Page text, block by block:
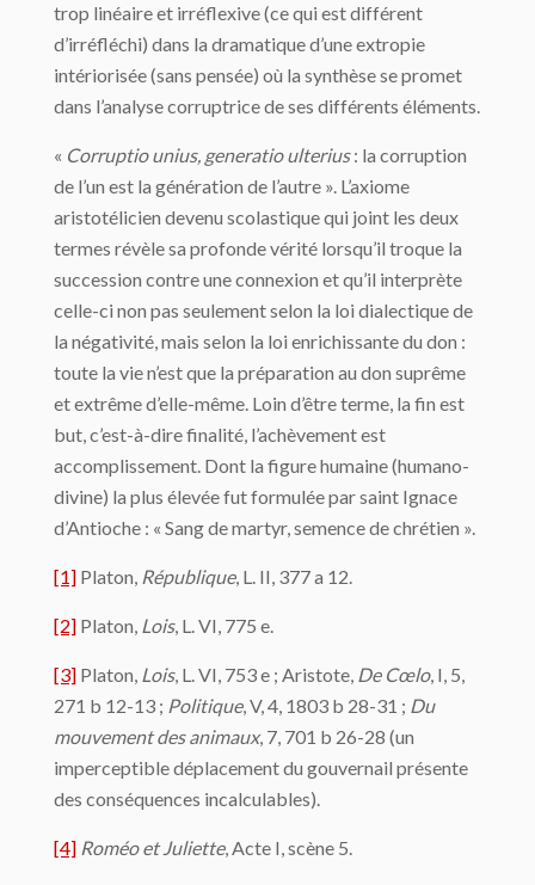
trop linéaire et irréflexive (ce qui est différent
d’irréfléchi) dans la dramatique d’une extropie
intériorisée (sans pensée) où la synthèse se promet
dans l’analyse corruptrice de ses différents éléments.
« Corruptio unius, generatio ulterius: la corruption
de l’un est la génération de l’autre ». L’axiome
aristotélicien devenu scolastique qui joint les deux
termes révèle sa profonde vérité lorsqu’il troque la
succession contre une connexion et qu’il interprète
celle-ci non pas seulement selon la loi dialectique de
la négativité, mais selon la loi enrichissante du don :
toute la vie n’est que la préparation au don suprême
et extrême d’elle-même. Loin d’être terme, la fin est
but, c’est-à-dire finalité, l’achèvement est
accomplissement. Dont la figure humaine (humano-
divine) la plus élevée fut formulée par saint Ignace
d’Antioche : « Sang de martyr, semence de chrétien ».
[1] Platon, République, L. II, 377 a 12.
[2] Platon, Lois, L. VI, 775 e.
[3] Platon, Lois, L. VI, 753 e ; Aristote, De Cœlo, I, 5,
271 b 12-13 ; Politique, V, 4, 1803 b 28-31 ; Du
mouvement des animaux, 7, 701 b 26-28 (un
imperceptible déplacement du gouvernail présente
des conséquences incalculables).
[4] Roméo et Juliette, Acte I, scène 5.